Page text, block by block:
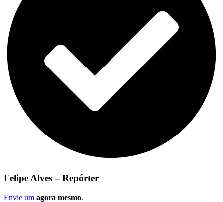
Felipe Alves – Repórter
Envie um agora mesmo.